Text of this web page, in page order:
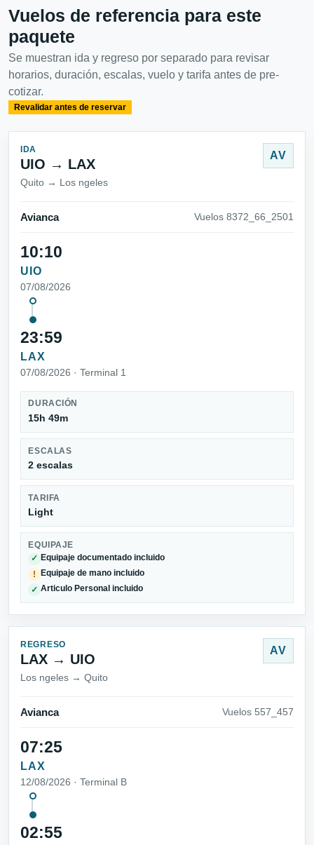
Vuelos de referencia para este
paquete
Se muestran ida y regreso por separado para revisar
horarios, duración, escalas, vuelo y tarifa antes de pre-
cotizar.
Revalidar antes de reservar
IDA
UIO → LAX
Quito → Los ngeles
AV
Avianca Vuelos 8372_66_2501
10:10
UIO
07/08/2026
23:59
LAX
07/08/2026 · Terminal 1
DURACIÓN
15h 49m
ESCALAS
2 escalas
TARIFA
Light
EQUIPAJE
✓ Equipaje documentado incluido
! Equipaje de mano incluido
✓ Articulo Personal incluido
REGRESO
LAX → UIO
Los ngeles → Quito
AV
Avianca Vuelos 557_457
07:25
LAX
12/08/2026 · Terminal B
02:55